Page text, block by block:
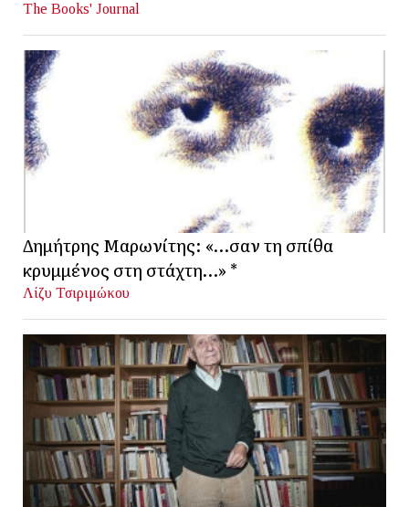
The Books' Journal
Δημήτρης Μαρωνίτης: «…σαν τη σπίθα
κρυμμένος στη στάχτη…» *
Λίζυ Τσιριμώκου